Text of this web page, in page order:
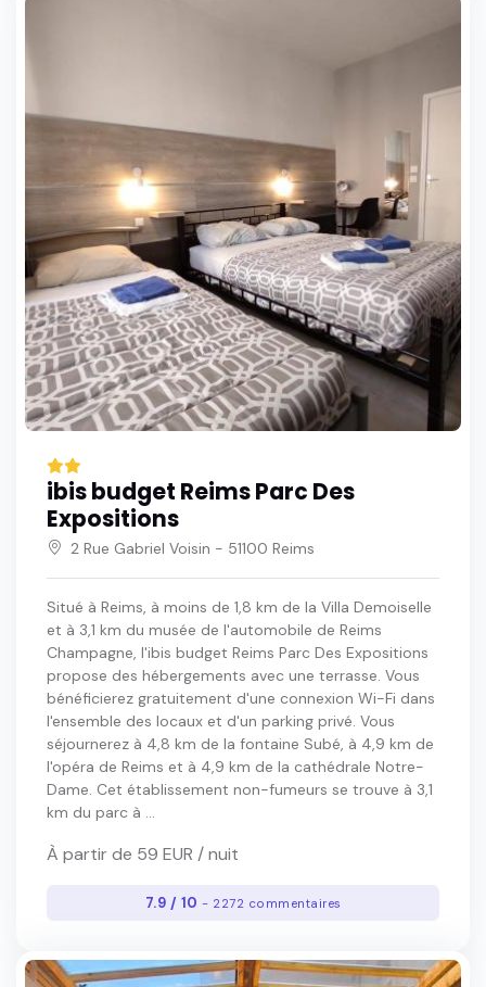
ibis budget Reims Parc Des
Expositions
2 Rue Gabriel Voisin - 51100 Reims
Situé à Reims, à moins de 1,8 km de la Villa Demoiselle
et à 3,1 km du musée de l'automobile de Reims
Champagne, l'ibis budget Reims Parc Des Expositions
propose des hébergements avec une terrasse. Vous
bénéficierez gratuitement d'une connexion Wi-Fi dans
l'ensemble des locaux et d'un parking privé. Vous
séjournerez à 4,8 km de la fontaine Subé, à 4,9 km de
l'opéra de Reims et à 4,9 km de la cathédrale Notre-
Dame. Cet établissement non-fumeurs se trouve à 3,1
km du parc à ...
À partir de 59 EUR / nuit
7.9 / 10 - 2272 commentaires